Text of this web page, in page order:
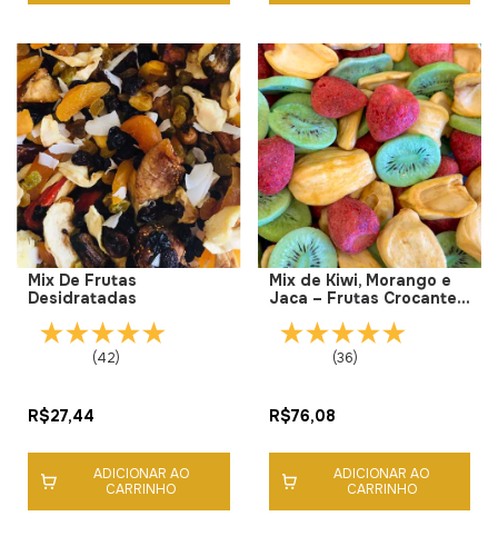
Mix De Frutas
Desidratadas
(42)
R$27,44
ADICIONAR AO
CARRINHO
Mix de Kiwi, Morango e
Jaca – Frutas Crocantes
(36)
R$76,08
ADICIONAR AO
CARRINHO